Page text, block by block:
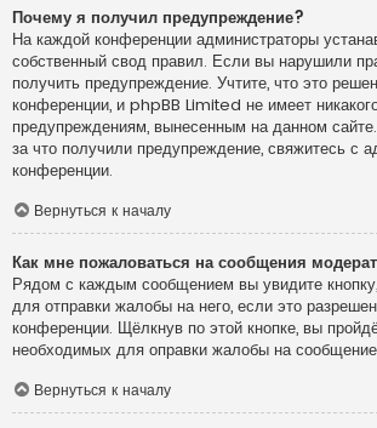
Почему я получил предупреждение?
На каждой конференции администраторы
собственный свод правил. Если вы нарушили
получить предупреждение. Учтите, что это
конференции, и phpBB Limited не имеет
предупреждениям, вынесенным на данном
за что получили предупреждение, свяжитесь с
конференции.
Вернуться к началу
Как мне пожаловаться на сообщения
Рядом с каждым сообщением вы увидите
для отправки жалобы на него, если это
конференции. Щёлкнув по этой кнопке, вы
необходимых для оправки жалобы на
Вернуться к началу